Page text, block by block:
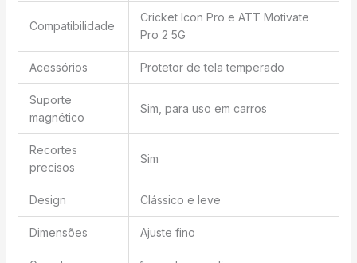
Compatibilidade
Cricket Icon Pro e ATT Motivate
Pro 2 5G
Acessórios Protetor de tela temperado
Suporte
magnético
Sim, para uso em carros
Recortes
precisos
Sim
Design Clássico e leve
Dimensões Ajuste fino